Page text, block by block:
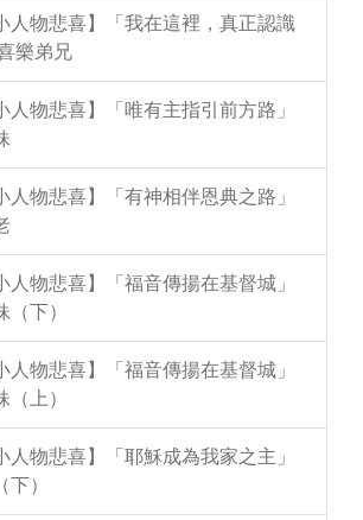
人物悲喜】「我在這裡，真正認識
樂弟兄
人物悲喜】「唯有主指引前方路」
人物悲喜】「有神相伴恩典之路」
人物悲喜】「福音傳揚在基督城」
下）
人物悲喜】「福音傳揚在基督城」
上）
人物悲喜】「耶穌成為我家之主」
）